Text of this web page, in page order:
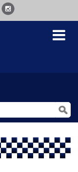
Toggle